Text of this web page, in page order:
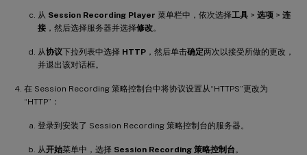
从 Session Recording Player 菜单栏中，依次选择工具 > 选项 > 连
接 ，然后选择服务器并选择修改。
从协议下拉列表中选择 HTTP ，然后单击确定两次以接受所做的更改，
并退出该对话框。
在 Session Recording 策略控制台中将协议设置从“HTTPS”更改为
“HTTP”：
登录到安装了 Session Recording 策略控制台的服务器。
从开始菜单中，选择 Session Recording 策略控制台 。